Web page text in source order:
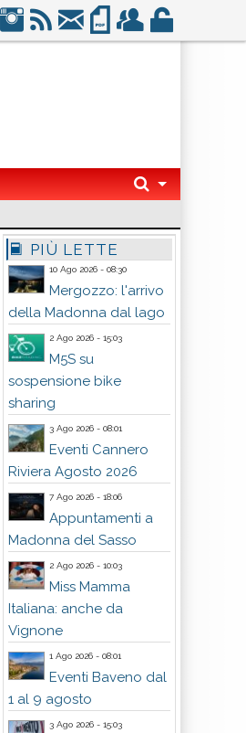
PIÙ LETTE
10 Ago 2026 - 08:30
Mergozzo: l'arrivo
della Madonna dal lago
2 Ago 2026 - 15:03
M5S su
sospensione bike
sharing
3 Ago 2026 - 08:01
Eventi Cannero
Riviera Agosto 2026
7 Ago 2026 - 18:06
Appuntamenti a
Madonna del Sasso
2 Ago 2026 - 10:03
Miss Mamma
Italiana: anche da
Vignone
1 Ago 2026 - 08:01
Eventi Baveno dal
1 al 9 agosto
3 Ago 2026 - 15:03